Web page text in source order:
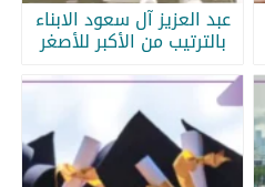
عبد العزيز آل سعود الابناء
بالترتيب من الأكبر للأصغر